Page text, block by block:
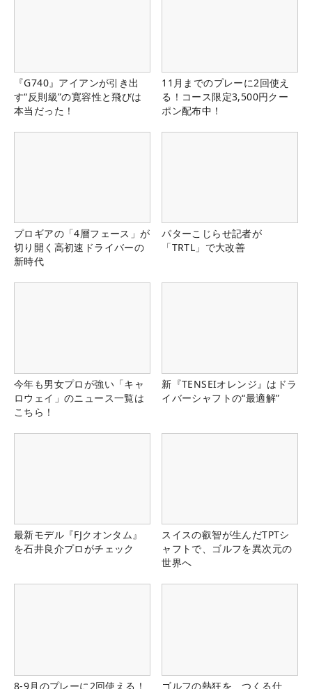
『G740』アイアンが引き出
す“反則級”の寛容性と飛びは
本当だった！
11月までのプレーに2回使え
る！コース限定3,500円クー
ポン配布中！
プロギアの「4層フェース」が
切り開く高初速ドライバーの
新時代
パターこじらせ記者が
「TRTL」で大改善
今年も男女プロが強い「キャ
ロウェイ」のニュース一覧は
こちら！
新『TENSEIオレンジ』はドラ
イバーシャフトの“最適解”
最新モデル『FJクオンタム』
を石井良介プロがチェック
スイスの叡智が生んだTPTシ
ャフトで、ゴルフを異次元の
世界へ
8-9月のプレーに2回使える！
ゴルフの熱狂を、つくる仕